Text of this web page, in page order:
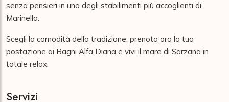
senza pensieri in uno degli stabilimenti più accoglienti di
Marinella.
Scegli la comodità della tradizione: prenota ora la tua
postazione ai Bagni Alfa Diana e vivi il mare di Sarzana in
totale relax.
Servizi